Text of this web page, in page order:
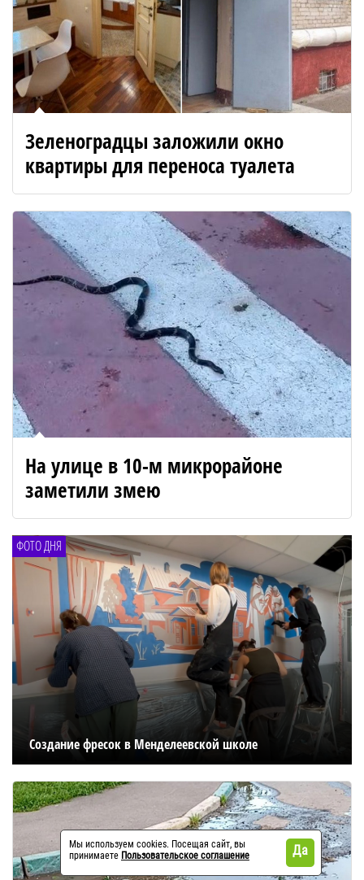
Зеленоградцы заложили окно
квартиры для переноса туалета
На улице в 10-м микрорайоне
заметили змею
ФОТО ДНЯ
Создание фресок в Менделеевской школе
Мы используем cookies. Посещая сайт, вы
принимаете Пользовательское соглашение Да